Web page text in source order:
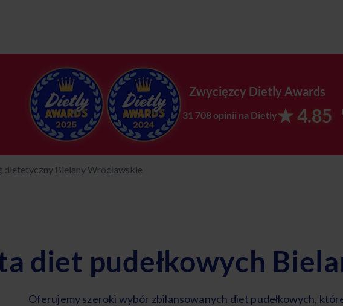
Zwycięzcy Dietly Awards
31 708 opinii na Dietly★ 4.85
dietetyczny Bielany Wrocławskie
diet pudełkowych
Oferujemy szeroki wybór zbilansowanych diet pudełkowych,